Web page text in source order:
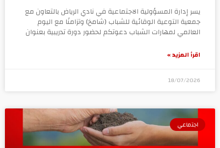
يسر إدارة المسؤولية الاجتماعية في نادي الرياض بالتعاون مع
جمعية التوعية الوقائية للشباب (شامخ) وتزامنًا مع اليوم
العالمي لمهارات الشباب دعوتكم لحضور دورة تدريبية بعنوان
اقرأ المزيد »
18/07/2026
اجتماعي